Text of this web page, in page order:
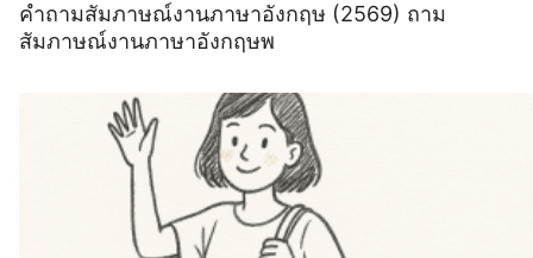
คําถามสัมภาษณ์งานภาษาอังกฤษ (2569) ถาม
สัมภาษณ์งานภาษาอังกฤษพ